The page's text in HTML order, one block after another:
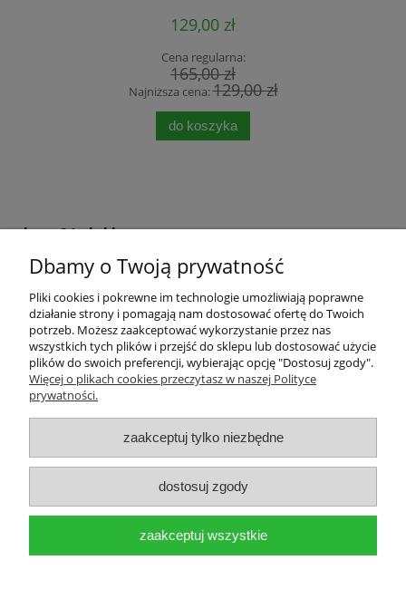
129,00 zł
Cena regularna:
165,00 zł
Najniższa cena:129,00 zł
do koszyka
krem24.pl sklep
+48 508 283 281
sklep@krem24.pl
Litewska 10
51-354Wrocław woj. dolnośląskie
NIP 8981978725
Pomoc
Moje konto
Płatności i dostawa
Informacje
O nas
Dbamy o Twoją prywatność
Pliki cookies i pokrewne im technologie umożliwiają poprawne
działanie strony i pomagają nam dostosować ofertę do Twoich
potrzeb. Możesz zaakceptować wykorzystanie przez nas
wszystkich tych plików i przejść do sklepu lub dostosować użycie
plików do swoich preferencji, wybierając opcję "Dostosuj zgody".
Więcej o plikach cookies przeczytasz w naszej Polityce
prywatności.
zaakceptuj tylko niezbędne
dostosuj zgody
zaakceptuj wszystkie